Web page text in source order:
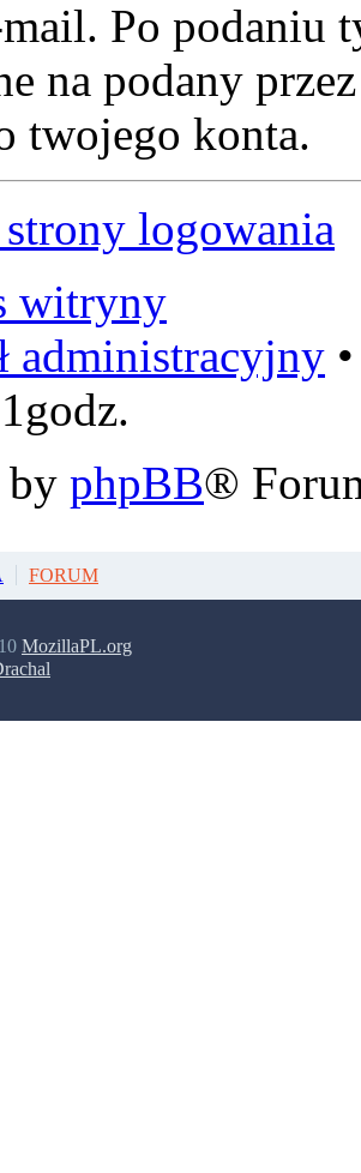
Po podaniu
na podany
twojego konta.
logowania
witryny
administracyjny
by phpBB®
FORUM
MozillaPL.org